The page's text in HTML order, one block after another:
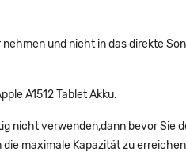
und nicht in das direkte
A1512 Tablet Akku.
nicht verwenden,dann bevor Sie
maximale Kapazität zu